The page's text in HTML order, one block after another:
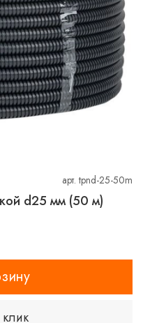
арт.tpnd-25-50m
d25 мм (50 м)
клик